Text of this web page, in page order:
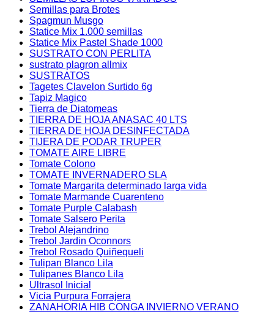
Semillas para Brotes
Spagmun Musgo
Statice Mix 1.000 semillas
Statice Mix Pastel Shade 1000
SUSTRATO CON PERLITA
sustrato plagron allmix
SUSTRATOS
Tagetes Clavelon Surtido 6g
Tapiz Magico
Tierra de Diatomeas
TIERRA DE HOJA ANASAC 40 LTS
TIERRA DE HOJA DESINFECTADA
TIJERA DE PODAR TRUPER
TOMATE AIRE LIBRE
Tomate Colono
TOMATE INVERNADERO SLA
Tomate Margarita determinado larga vida
Tomate Marmande Cuarenteno
Tomate Purple Calabash
Tomate Salsero Perita
Trebol Alejandrino
Trebol Jardin Oconnors
Trebol Rosado Quiñequeli
Tulipan Blanco Lila
Tulipanes Blanco Lila
Ultrasol Inicial
Vicia Purpura Forrajera
ZANAHORIA HIB CONGA INVIERNO VERANO